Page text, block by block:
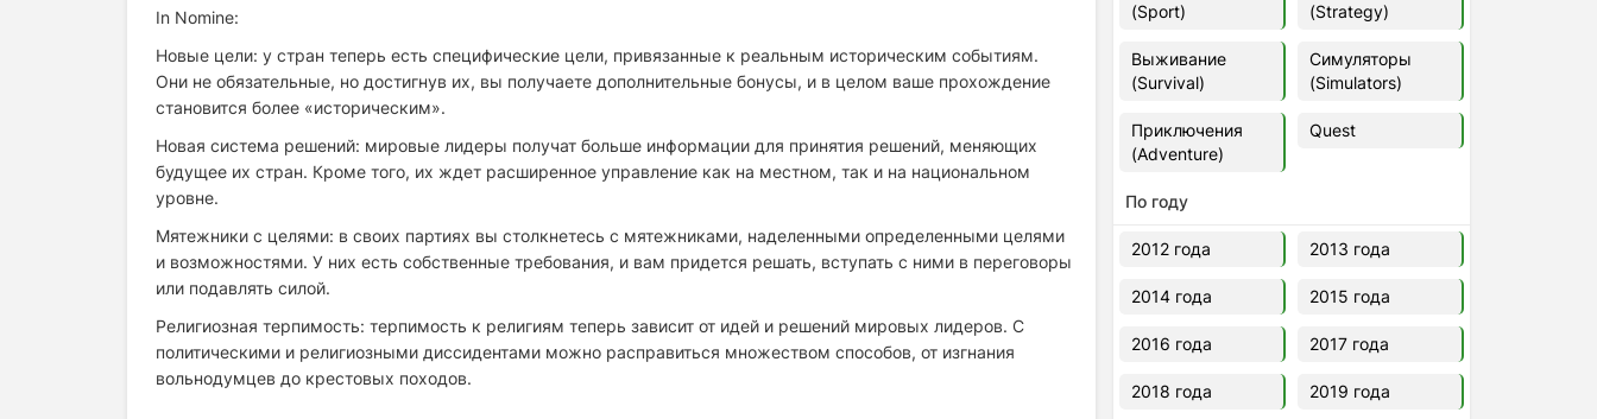
In Nomine:
Новые цели: у стран теперь есть специфические цели, привязанные к реальным историческим событиям.
Они не обязательные, но достигнув их, вы получаете дополнительные бонусы, и в целом ваше прохождение
становится более «историческим».
Новая система решений: мировые лидеры получат больше информации для принятия решений, меняющих
будущее их стран. Кроме того, их ждет расширенное управление как на местном, так и на национальном
уровне.
Мятежники с целями: в своих партиях вы столкнетесь с мятежниками, наделенными определенными целями
и возможностями. У них есть собственные требования, и вам придется решать, вступать с ними в переговоры
или подавлять силой.
Религиозная терпимость: терпимость к религиям теперь зависит от идей и решений мировых лидеров. С
политическими и религиозными диссидентами можно расправиться множеством способов, от изгнания
вольнодумцев до крестовых походов.
V Rising
2024
(Sport)
(Strategy)
Выживание
(Survival)
Симуляторы
(Simulators)
Приключения
(Adventure)
Quest
По году
2012 года 2013 года
2014 года 2015 года
2016 года 2017 года
2018 года 2019 года